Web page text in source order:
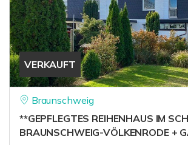
VERKAUFT
Braunschweig
**GEPFLEGTES REIHENHAUS IM
BRAUNSCHWEIG-VÖLKENRODE +